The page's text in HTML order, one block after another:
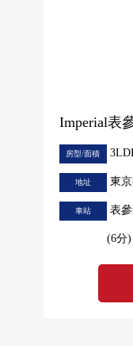
Imperial表
房型/面積
地址 東
車站 表
(6分)